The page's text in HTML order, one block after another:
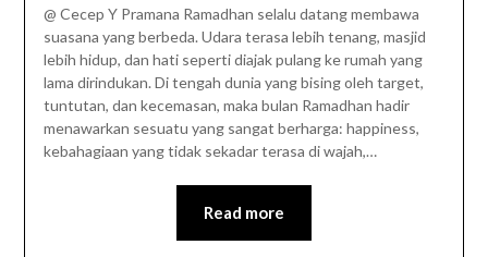
@ Cecep Y Pramana Ramadhan selalu datang membawa
suasana yang berbeda. Udara terasa lebih tenang, masjid
lebih hidup, dan hati seperti diajak pulang ke rumah yang
lama dirindukan. Di tengah dunia yang bising oleh target,
tuntutan, dan kecemasan, maka bulan Ramadhan hadir
menawarkan sesuatu yang sangat berharga: happiness,
kebahagiaan yang tidak sekadar terasa di wajah,…
Read more